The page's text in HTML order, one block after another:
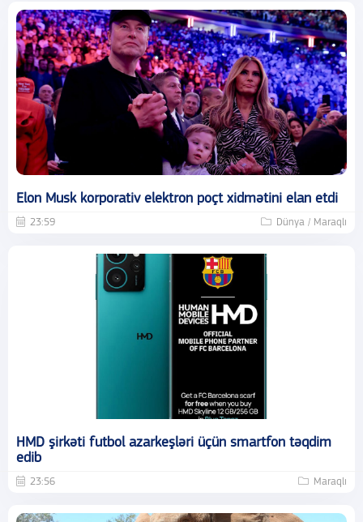
Elon Musk korporativ elektron poçt xidmətini elan etdi
23:59 Dünya / Maraqlı
HMD şirkəti futbol azarkeşləri üçün smartfon təqdim
edib
23:56 Maraqlı